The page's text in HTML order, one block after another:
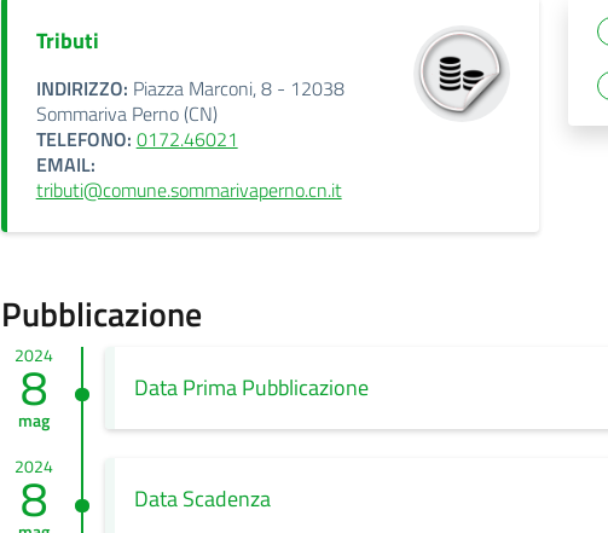
Tributi
INDIRIZZO: Piazza Marconi, 8 - 12038
Sommariva Perno (CN)
TELEFONO: 0172.46021
EMAIL:
tributi@comune.sommarivaperno.cn.it
Pubblicazione
2024
8
mag
Data Prima Pubblicazione
2024
8 Data Scadenza